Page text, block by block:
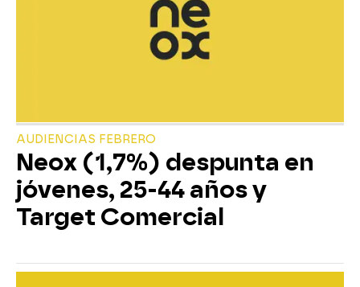
AUDIENCIAS FEBRERO
Neox (1,7%) despunta en
jóvenes, 25-44 años y
Target Comercial